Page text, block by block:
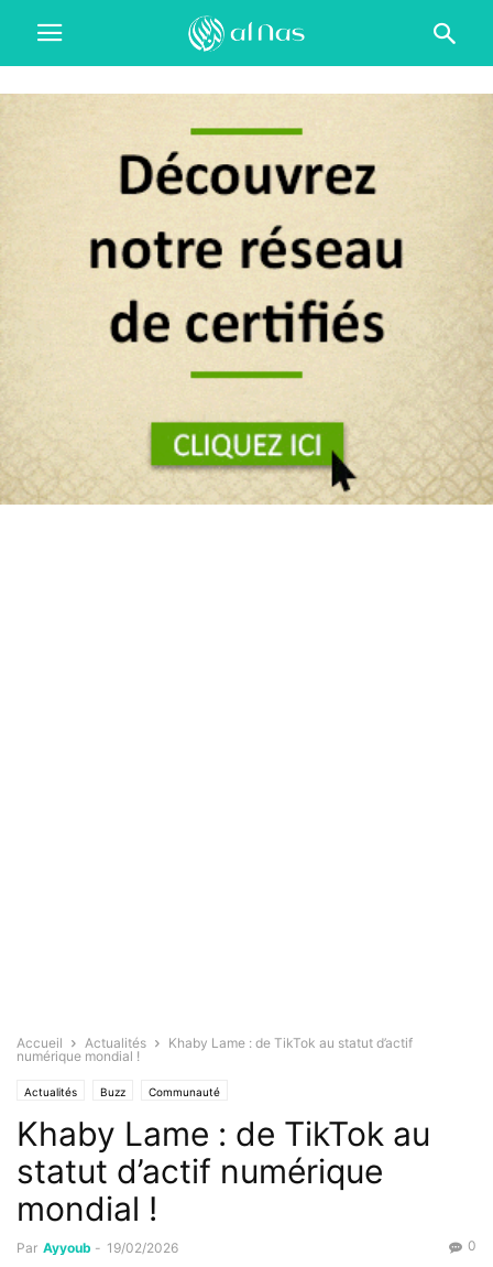
Accueil Actualités
Khaby Lame : de TikTok au statut d’actif
numérique mondial !
Actualités Buzz Communauté
Khaby Lame : de TikTok au
statut d’actif numérique
mondial !
Par Ayyoub - 19/02/2026 0